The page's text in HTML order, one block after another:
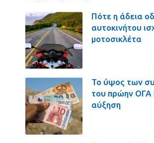
Πότε η άδεια
αυτοκινήτου
μοτοσικλέτα
Το ύψος των
του πρώην ΟΓΑ
αύξηση